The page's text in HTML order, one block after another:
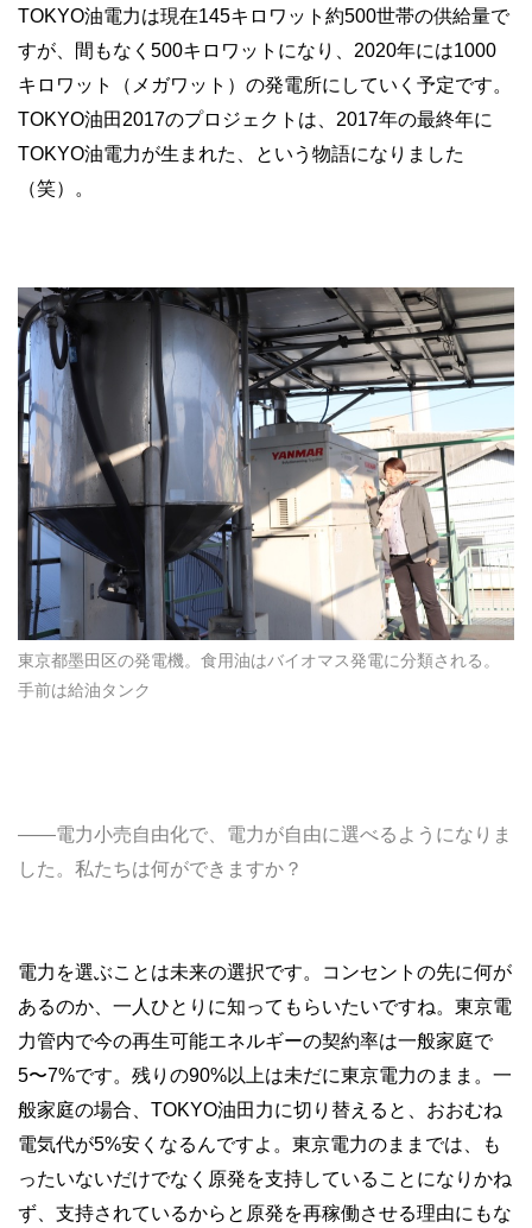
TOKYO油電力は現在145キロワット約500世帯の供給量で
すが、間もなく500キロワットになり、2020年には1000
キロワット（メガワット）の発電所にしていく予定です。
TOKYO油田2017のプロジェクトは、2017年の最終年に
TOKYO油電力が生まれた、という物語になりました
（笑）。
東京都墨田区の発電機。食用油はバイオマス発電に分類される。
手前は給油タンク
――電力小売自由化で、電力が自由に選べるようになりま
した。私たちは何ができますか？
電力を選ぶことは未来の選択です。コンセントの先に何が
あるのか、一人ひとりに知ってもらいたいですね。東京電
力管内で今の再生可能エネルギーの契約率は一般家庭で
5〜7%です。残りの90%以上は未だに東京電力のまま。一
般家庭の場合、TOKYO油田力に切り替えると、おおむね
電気代が5%安くなるんですよ。東京電力のままでは、も
ったいないだけでなく原発を支持していることになりかね
ず、支持されているからと原発を再稼働させる理由にもな